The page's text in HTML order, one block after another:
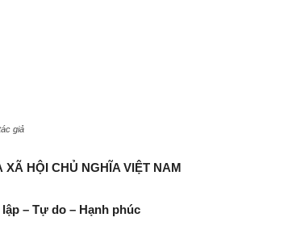
giả
XÃ HỘI CHỦ NGHĨA VIỆT NAM
– Tự do – Hạnh phúc